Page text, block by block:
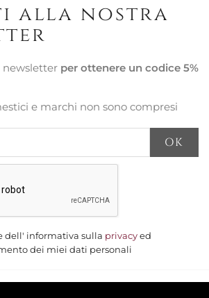
alla nostra
newsletter per ottenere un codice 5%
e marchi non sono compresi
dell' informativa sulla privacy ed
dei miei dati personali